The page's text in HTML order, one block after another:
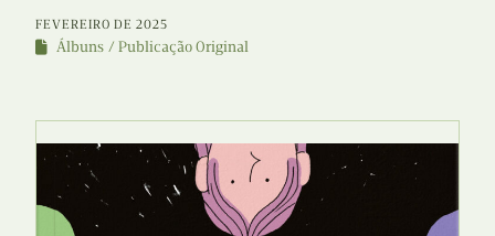
FEVEREIRO DE 2025
Álbuns Publicação Original